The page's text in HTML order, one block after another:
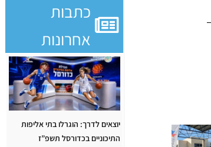
כתבות
אחרונות
יוצאים לדרך: הוגרלו בתי אליפות
התיכוניים בכדורסל תשפ”ז